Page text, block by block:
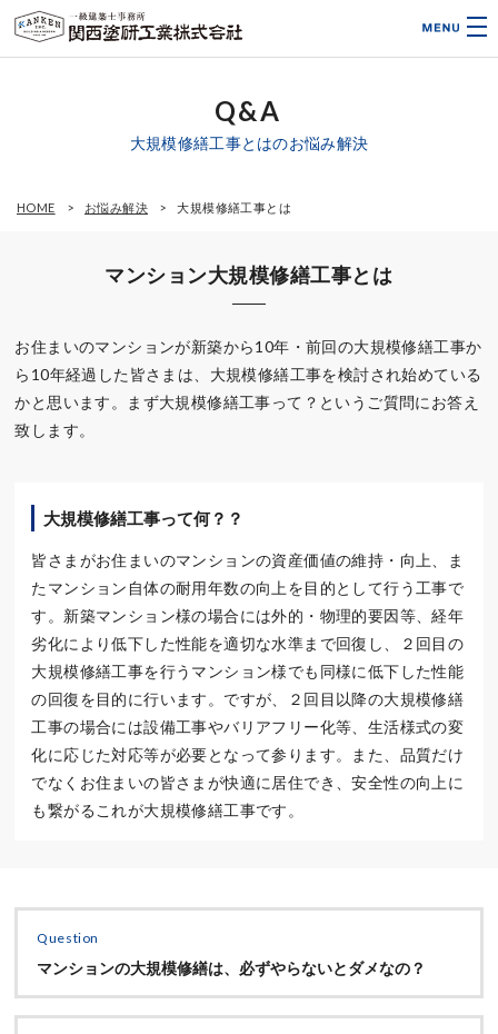
Q&A
大規模修繕工事とはのお悩み解決
HOME お悩み解決 大規模修繕工事とは
マンション大規模修繕工事とは
お住まいのマンションが新築から10年・前回の大規模修繕工事か
ら10年経過した皆さまは、大規模修繕工事を検討され始めている
かと思います。まず大規模修繕工事って？というご質問にお答え
致します。
大規模修繕工事って何？？
皆さまがお住まいのマンションの資産価値の維持・向上、ま
たマンション自体の耐用年数の向上を目的として行う工事で
す。新築マンション様の場合には外的・物理的要因等、経年
劣化により低下した性能を適切な水準まで回復し、２回目の
大規模修繕工事を行うマンション様でも同様に低下した性能
の回復を目的に行います。ですが、２回目以降の大規模修繕
工事の場合には設備工事やバリアフリー化等、生活様式の変
化に応じた対応等が必要となって参ります。また、品質だけ
でなくお住まいの皆さまが快適に居住でき、安全性の向上に
も繋がるこれが大規模修繕工事です。
Question
マンションの大規模修繕は、必ずやらないとダメなの？